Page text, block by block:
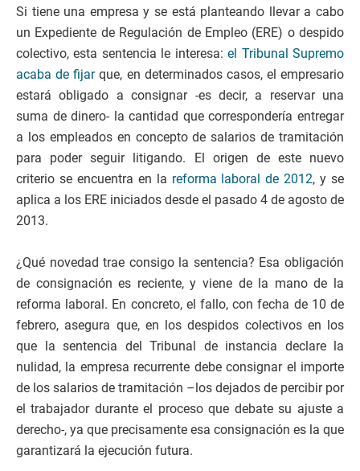
Si tiene una empresa y se está planteando llevar a cabo
un Expediente de Regulación de Empleo (ERE) o despido
colectivo, esta sentencia le interesa:el Tribunal Supremo
acaba de fijarque, en determinados casos, el empresario
estará obligado a consignar -es decir, a reservar una
suma de dinero- la cantidad que correspondería entregar
a los empleados en concepto de salarios de tramitación
para poder seguir litigando. El origen de este nuevo
criterio se encuentra en la reforma laboral de 2012, y se
aplica a los ERE iniciados desde el pasado 4 de agosto de
2013.
¿Qué novedad trae consigo la sentencia? Esa obligación
de consignación es reciente, y viene de la mano de la
reforma laboral. En concreto, el fallo, con fecha de 10 de
febrero, asegura que, en los despidos colectivos en los
que la sentencia del Tribunal de instancia declare la
nulidad, la empresa recurrente debe consignar el importe
de los salarios de tramitación –los dejados de percibir por
el trabajador durante el proceso que debate su ajuste a
derecho-, ya que precisamente esa consignación es la que
garantizará la ejecución futura.